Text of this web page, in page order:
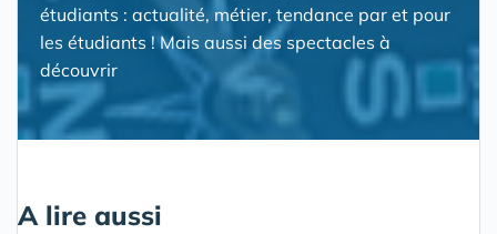
étudiants : actualité, métier, tendance par et pour
les étudiants ! Mais aussi des spectacles à
découvrir
A lire aussi